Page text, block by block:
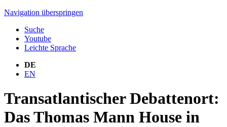
Navigation überspringen
Suche
Youtube
Leichte Sprache
DE
EN
Transatlantischer Debattenort:
Das Thomas Mann House in